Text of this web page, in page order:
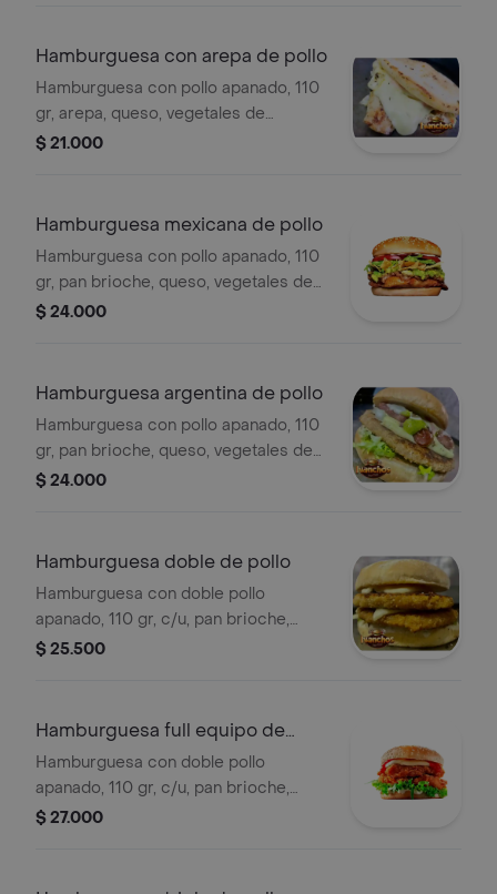
Hamburguesa con arepa de pollo
Hamburguesa con pollo apanado, 110
gr, arepa, queso, vegetales de
temporada y salsas de la casa.
$ 21.000
Hamburguesa mexicana de pollo
Hamburguesa con pollo apanado, 110
gr, pan brioche, queso, vegetales de
temporada, salsas de la casa,
$ 24.000
Hamburguesa argentina de pollo
Hamburguesa con pollo apanado, 110
gr, pan brioche, queso, vegetales de
temporada, salsas de la casa, chorizo
$ 24.000
Hamburguesa doble de pollo
Hamburguesa con doble pollo
apanado, 110 gr, c/u, pan brioche,
doble queso, vegetales de temporada
$ 25.500
Hamburguesa full equipo de
pollo
Hamburguesa con doble pollo
apanado, 110 gr, c/u, pan brioche,
doble queso, vegetales de
$ 27.000